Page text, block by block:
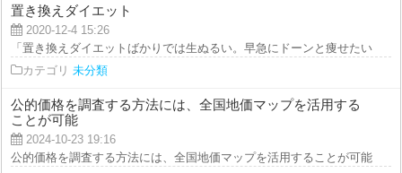
置き換えダイエット
2020-12-4 15:26
「置き換えダイエットばかりでは生ぬるい。早急にドーンと痩せたい」と
カテゴリ 未分類
公的価格を調査する方法には、全国地価マップを活用する
ことが可能
2024-10-23 19:16
公的価格を調査する方法には、全国地価マップを活用することが可能です